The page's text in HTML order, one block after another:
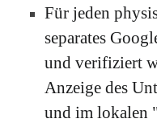
Für jeden
separates
und verifiziert
Anzeige des
und im lokalen